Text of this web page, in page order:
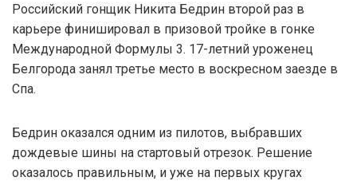
Российский гонщик Никита Бедрин второй раз в
карьере финишировал в призовой тройке в гонке
Международной Формулы 3. 17-летний уроженец
Белгорода занял третье место в воскресном заезде в
Спа.
Бедрин оказался одним из пилотов, выбравших
дождевые шины на стартовый отрезок. Решение
оказалось правильным, и уже на первых кругах